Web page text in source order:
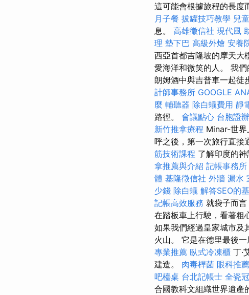
這可能會根據旅程的長度
月子餐 拔罐技巧教學 兒
息。 高雄徵信社 現代風
理 墊下巴 高級外燴 安養
西亞首都吉隆坡的摩天大
愛海洋和微笑的人。 我
朗姆酒中與吉普車一起徒
計師事務所 GOOGLE
麼 輔聽器 除白蟻費用 靜
路徑。 會議點心 台胞證
新竹推拿療程 Minar-世界
呼之後，第一次旅行直接
筋技術課程 了解印度的
拿推薦與介紹 記帳事務所
體 基隆徵信社 外牆 漏水
少錢 除白蟻 解答SEO的
記帳高效服務 就袋子而
在踏板車上行駛，看著粗
如果我們經過皇家城市及
火山。 它是在德里最後
專業推薦 臥式冷凍櫃 丁·
建造。 肉毒桿菌 眼科推薦
吧檯桌 台北記帳士 全瓷冠
合國教科文組織世界遺產